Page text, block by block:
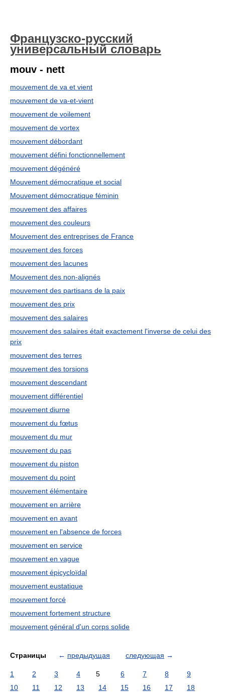
Французско-русский
универсальный словарь
mouv - nett
mouvement de va et vient
mouvement de va-et-vient
mouvement de voilement
mouvement de vortex
mouvement débordant
mouvement défini fonctionnellement
mouvement dégénéré
Mouvement démocratique et social
Mouvement démocratique féminin
mouvement des affaires
mouvement des couleurs
Mouvement des entreprises de France
mouvement des forces
mouvement des lacunes
Mouvement des non-alignés
mouvement des partisans de la paix
mouvement des prix
mouvement des salaires
mouvement des salaires était exactement l'inverse de celui des
prix
mouvement des terres
mouvement des torsions
mouvement descendant
mouvement différentiel
mouvement diurne
mouvement du fœtus
mouvement du mur
mouvement du pas
mouvement du piston
mouvement du point
mouvement élémentaire
mouvement en arrière
mouvement en avant
mouvement en l'absence de forces
mouvement en service
mouvement en vague
mouvement épicycloïdal
mouvement eustatique
mouvement forcé
mouvement fortement structure
mouvement général d'un corps solide
Страницы ← предыдущая следующая →
1 2 3 4 5 6 7 8
9
10
11 12 13 14 15 16 17
18